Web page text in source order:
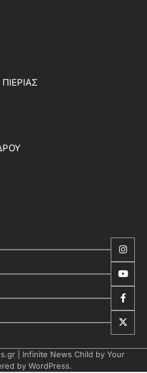
| Infinite News Child by Your
by WordPress.